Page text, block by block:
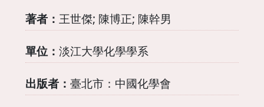
著者： 王世傑; 陳博正; 陳幹男
單位： 淡江大學化學學系
出版者： 臺北市：中國化學會